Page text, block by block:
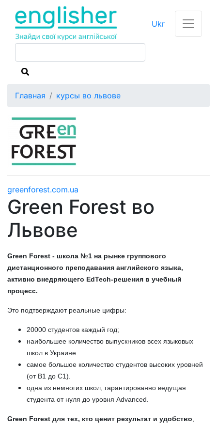
Ukr
Главная курсы во львове
greenforest.com.ua
Green Forest во
Львове
Green Forest - школа №1 на рынке группового
дистанционного преподавания английского языка,
активно внедряющего EdTech-решения в учебный
процесс.
Это подтверждают реальные цифры:
20000 студентов каждый год;
наибольшее количество выпускников всех языковых
школ в Украине.
самое большое количество студентов высоких уровней
(от B1 до C1).
одна из немногих школ, гарантированно ведущая
студента от нуля до уровня Advanced.
Green Forest для тех, кто ценит результат и удобство,